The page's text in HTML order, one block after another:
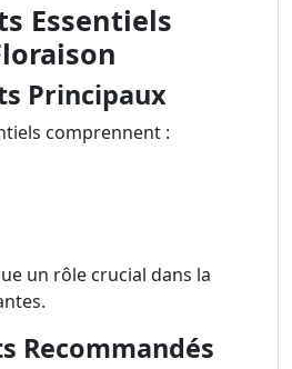
Essentiels
Principaux
comprennent :
un rôle crucial dans la
Recommandés